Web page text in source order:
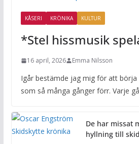
KÅSERI KRÖNIKA KULTUR
*Stel hissmusik
16 april, 2026 Emma Nilsson
Igår bestämde jag mig för att börja
som så många gånger förr. Varje
De har missat
hyllning till